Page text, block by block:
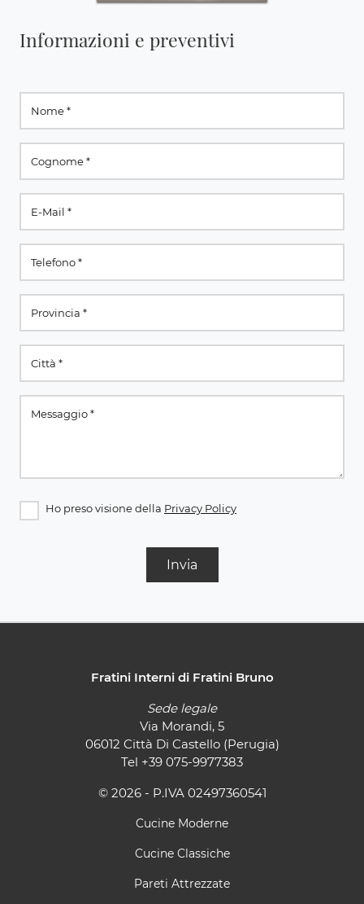
Informazioni e preventivi
Ho preso visione della Privacy Policy
Invia
Fratini Interni di Fratini Bruno
Sede legale
Via Morandi, 5
06012 Città Di Castello (Perugia)
Tel +39 075-9977383
© 2026 - P.IVA 02497360541
Cucine Moderne
Cucine Classiche
Pareti Attrezzate